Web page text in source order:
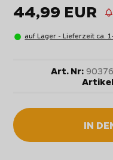
44,99 EUR
auf Lager - Lieferzeit ca.
Art. Nr:
IN